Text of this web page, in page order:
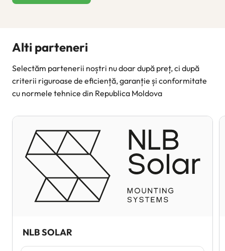
Alti parteneri
Selectăm partenerii noștri nu doar după preț, ci după
criterii riguroase de eficiență, garanție și conformitate
cu normele tehnice din Republica Moldova
NLB SOLAR